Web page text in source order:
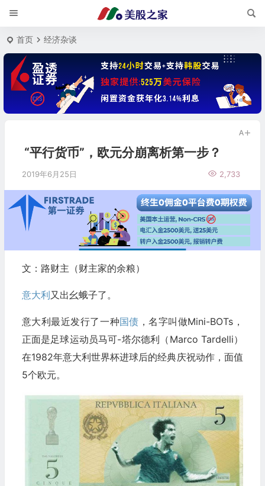
首页 经济杂谈
“平行货币”，欧元分崩离析第一步？
2019年6月25日 2,733
文：路财主（财主家的余粮）
意大利又出幺蛾子了。
意大利最近发行了一种国债 ，名字叫做Mini-BOTs，
正面是足球运动员马可-塔尔德利（Marco Tardelli）
在1982年意大利世界杯进球后的经典庆祝动作，面值
5个欧元。